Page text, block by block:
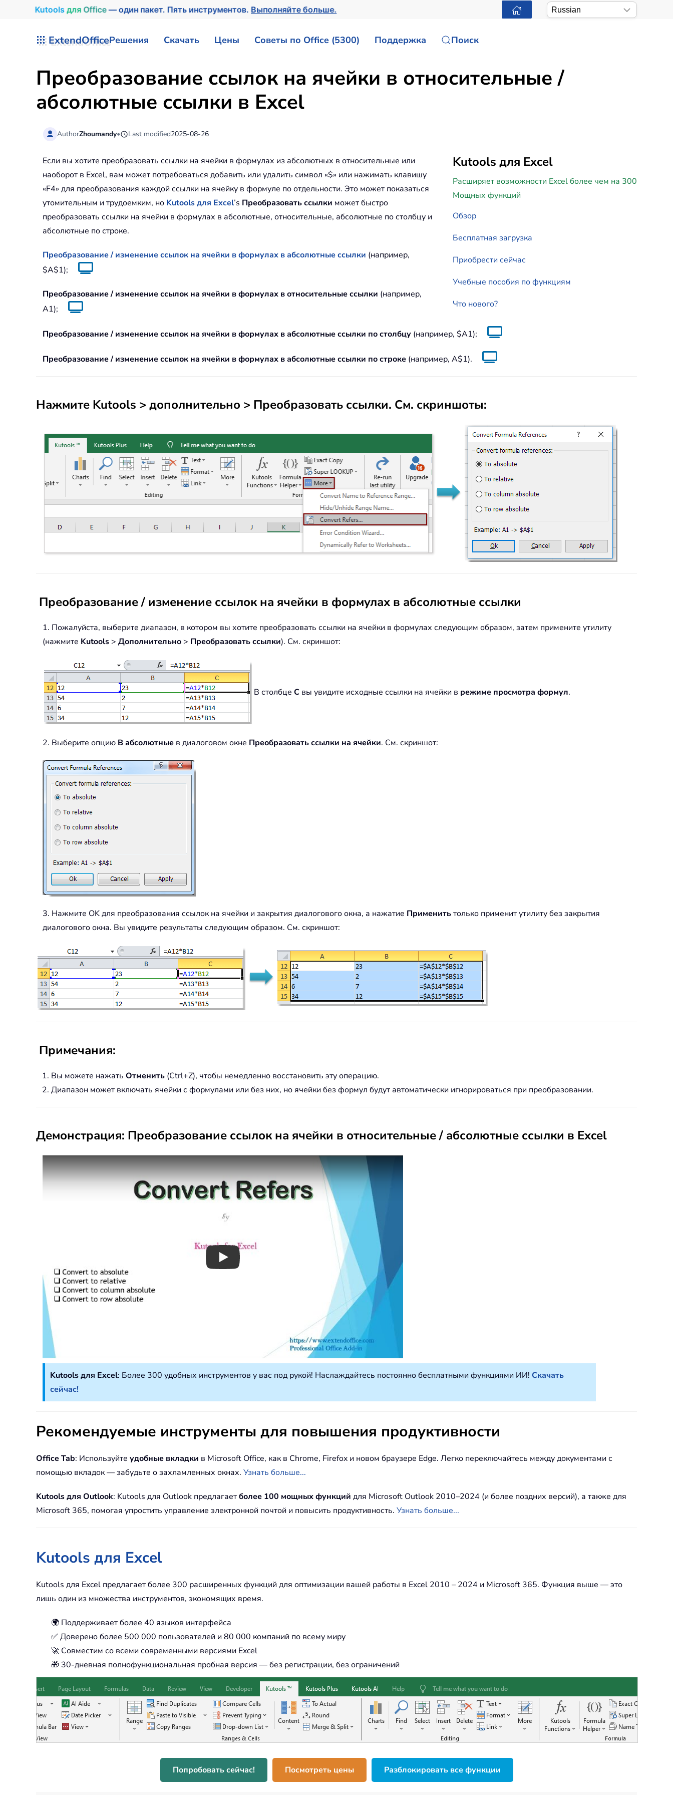
Kutools для Office— один пакет. Пять инструментов.Выполняйте больше.
ExtendOfficeРешения Скачать Цены Советы по Office (5300) Поддержка Поиск
Преобразование ссылок на ячейки в относительные /
абсолютные ссылки в Excel
AuthorZhoumandy• Last modified2025-08-26
Kutools для Excel
Расширяет возможности Excel более чем на 300
Мощных функций
Обзор
Бесплатная загрузка
Приобрести сейчас
Учебные пособия по функциям
Что нового?
Если вы хотите преобразовать ссылки на ячейки в формулах из абсолютных в относительные или
наоборот в Excel, вам может потребоваться добавить или удалить символ «$» или нажимать клавишу
«F4» для преобразования каждой ссылки на ячейку в формуле по отдельности. Это может показаться
утомительным и трудоемким, но Kutools для Excel’s Преобразовать ссылки может быстро
преобразовать ссылки на ячейки в формулах в абсолютные, относительные, абсолютные по столбцу и
абсолютные по строке.
Преобразование / изменение ссылок на ячейки в формулах в абсолютные ссылки (например,
$A$1);
Преобразование / изменение ссылок на ячейки в формулах в относительные ссылки (например,
A1);
Преобразование / изменение ссылок на ячейки в формулах в абсолютные ссылки по столбцу (например, $A1);
Преобразование / изменение ссылок на ячейки в формулах в абсолютные ссылки по строке (например, A$1).
Нажмите Kutools > дополнительно > Преобразовать ссылки. См. скриншоты:
Преобразование / изменение ссылок на ячейки в формулах в абсолютные ссылки
1. Пожалуйста, выберите диапазон, в котором вы хотите преобразовать ссылки на ячейки в формулах следующим образом, затем примените утилиту
(нажмите Kutools > Дополнительно > Преобразовать ссылки). См. скриншот:
В столбце C вы увидите исходные ссылки на ячейки в режиме просмотра формул.
2. Выберите опцию В абсолютные в диалоговом окне Преобразовать ссылки на ячейки. См. скриншот:
3. Нажмите OK для преобразования ссылок на ячейки и закрытия диалогового окна, а нажатие Применитьтолько применит утилиту без закрытия
диалогового окна. Вы увидите результаты следующим образом. См. скриншот:
Примечания:
Вы можете нажать Отменить (Ctrl+Z), чтобы немедленно восстановить эту операцию.
Диапазон может включать ячейки с формулами или без них, но ячейки без формул будут автоматически игнорироваться при преобразовании.
Демонстрация: Преобразование ссылок на ячейки в относительные / абсолютные ссылки в Excel
Play
Kutools для Excel: Более 300 удобных инструментов у вас под рукой! Наслаждайтесь постоянно бесплатными функциями ИИ! Скачать
сейчас!
Рекомендуемые инструменты для повышения продуктивности
Office Tab: Используйте удобные вкладки в Microsoft Office, как в Chrome, Firefox и новом браузере Edge. Легко переключайтесь между документами с
помощью вкладок — забудьте о захламленных окнах. Узнать больше...
Kutools для Outlook: Kutools для Outlook предлагаетболее 100 мощных функций для Microsoft Outlook 2010–2024 (и более поздних версий), а также для
Microsoft 365, помогая упростить управление электронной почтой и повысить продуктивность. Узнать больше...
Kutools для Excel
Kutools для Excel предлагает более 300 расширенных функций для оптимизации вашей работы в Excel 2010 – 2024 и Microsoft 365. Функция выше — это
лишь один из множества инструментов, экономящих время.
🌍 Поддерживает более 40 языков интерфейса
✅ Доверено более 500 000 пользователей и 80 000 компаний по всему миру
🚀 Совместим со всеми современными версиями Excel
🎁 30-дневная полнофункциональная пробная версия — без регистрации, без ограничений
Попробовать сейчас! Посмотреть цены Разблокировать все функции